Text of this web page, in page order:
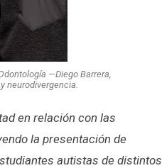
—Diego Barrera,
neurodivergencia.
en relación con las
la presentación de
autistas de distintos